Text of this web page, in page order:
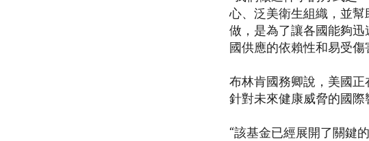
心、泛美衛生組織，並
做，是為了讓各國能夠
國供應的依賴性和易受傷
布林肯國務卿說，美國
針對未來健康威脅的國際
“該基金已經展開了關鍵